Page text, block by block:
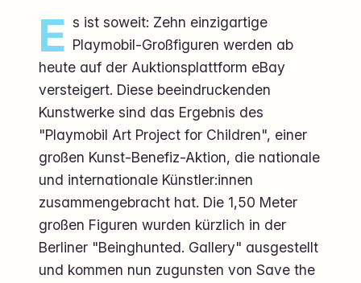
E s ist soweit: Zehn einzigartige
Playmobil-Großfiguren werden ab
heute auf der Auktionsplattform eBay
versteigert. Diese beeindruckenden
Kunstwerke sind das Ergebnis des
"Playmobil Art Project for Children", einer
großen Kunst-Benefiz-Aktion, die nationale
und internationale Künstler:innen
zusammengebracht hat. Die 1,50 Meter
großen Figuren wurden kürzlich in der
Berliner "Beinghunted. Gallery" ausgestellt
und kommen nun zugunsten von Save the